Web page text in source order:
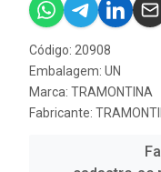
Código: 20908
Embalagem: UN
Marca: TRAMONTINA
Fabricante: